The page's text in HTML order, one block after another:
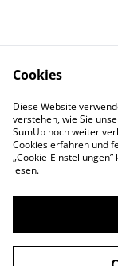
©2026Swiss-
Cookies
Diese Website
verstehen, wie Sie
SumUp noch weiter
Cookies erfahren und
„Cookie-
lesen.